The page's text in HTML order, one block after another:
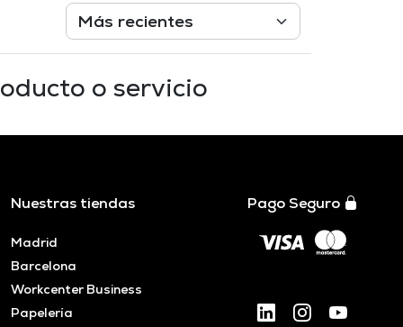
o servicio
Nuestras tiendas
Madrid
Barcelona
Workcenter Business
Papelería
Pago Seguro